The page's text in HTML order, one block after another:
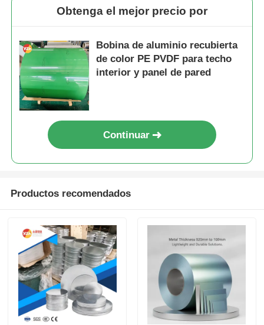
Obtenga el mejor precio por
Bobina de aluminio recubierta
de color PE PVDF para techo
interior y panel de pared
Continuar
Productos recomendados